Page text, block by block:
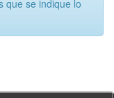
que se indique lo